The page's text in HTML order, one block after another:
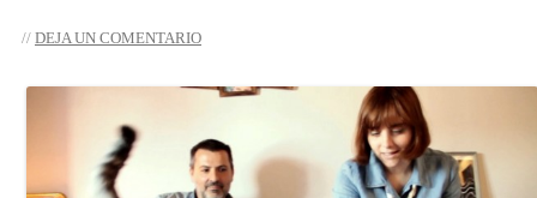
DEJA UN COMENTARIO